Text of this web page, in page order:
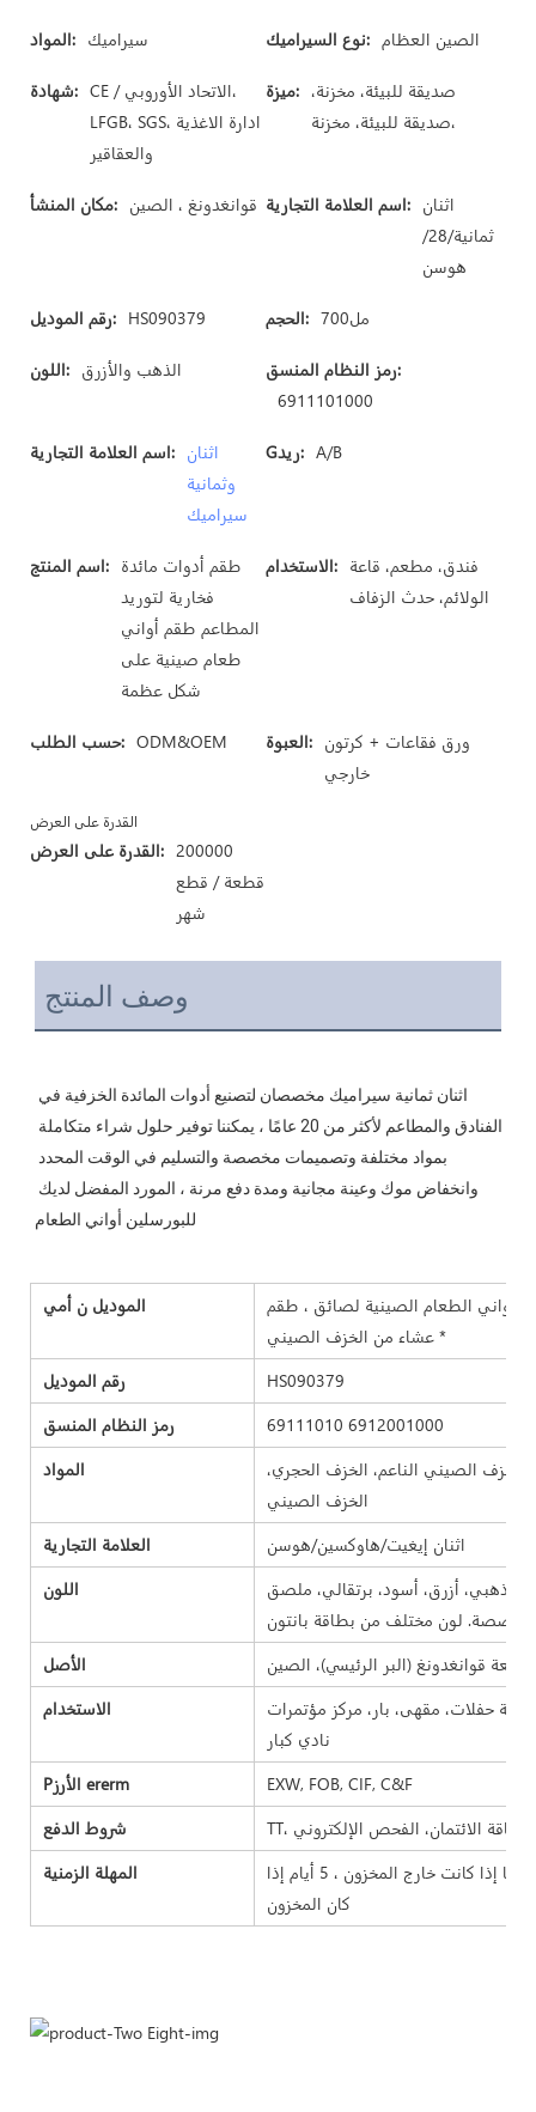
المواد: سيراميك نوع السيراميك: الصين العظام
شهادة: CE / الاتحاد الأوروبي،
LFGB، SGS، ادارة الاغذية
والعقاقير
ميزة: صديقة للبيئة، مخزنة،
صديقة للبيئة، مخزنة،
مكان المنشأ: قوانغدونغ ، الصين اسم العلامة التجارية: اثنان
ثمانية/28/
هوسن
رقم الموديل: HS090379 الحجم: مل700
اللون: الذهب والأزرق
رمز النظام المنسق:
6911101000
اسم العلامة التجارية: اثنان
وثمانية
سيراميك
Gريد: A/B
اسم المنتج: طقم أدوات مائدة
فخارية لتوريد
المطاعم طقم أواني
طعام صينية على
شكل عظمة
الاستخدام: فندق، مطعم، قاعة
الولائم، حدث الزفاف
حسب الطلب: ODM&OEM العبوة: ورق فقاعات + كرتون
خارجي
القدرة على العرض
القدرة على العرض: 200000
قطعة / قطع
شهر
وصف المنتج
الموديل ن أمي
أواني الطعام الصينية لصائق ، طقم
عشاء من الخزف الصيني *
رقم الموديل
HS090379
رمز النظام المنسق
69111010 6912001000
المواد
الخزف الصيني الناعم، الخزف الحجري،
الخزف الصيني
العلامة التجارية
اثنان إيغيت/هاوكسين/هوسن
اللون
ذهبي، أزرق، أسود، برتقالي، ملصق
الأصل
الاستخدام
حفلات، مقهى، بار، مركز مؤتمرات
نادي كبار
Pالأرز ererm
EXW, FOB, CIF, C&F
شروط الدفع
المهلة الزمنية
مهلة العينة 7-15 يومًا ، مهلة البضائع السائبة 25-35 يومًا إذا كانت خارج المخزون ، 5 أيام إذا
كان المخزون